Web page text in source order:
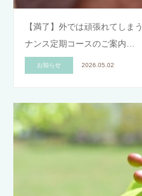
【満了】外では頑張れてしま
ナンス定期コースのご案内…
お知らせ 2026.05.02